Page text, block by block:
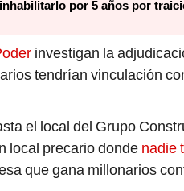
por 5 años por
investigan la
tendrían vinculación
el local del Grupo
local precario donde nadie
que gana millonarios